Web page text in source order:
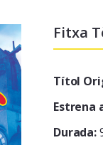
Fitxa
Títol
Estrena
Durada: